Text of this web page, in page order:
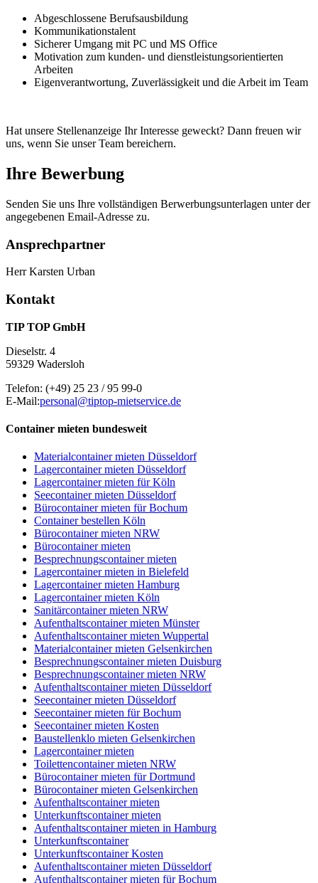
Abgeschlossene Berufsausbildung
Kommunikationstalent
Sicherer Umgang mit PC und MS Office
Motivation zum kunden- und dienstleistungsorientierten
Arbeiten
Eigenverantwortung, Zuverlässigkeit und die Arbeit im Team
Hat unsere Stellenanzeige Ihr Interesse geweckt? Dann freuen wir
uns, wenn Sie unser Team bereichern.
Ihre Bewerbung
Senden Sie uns Ihre vollständigen Berwerbungsunterlagen unter der
angegebenen Email-Adresse zu.
Ansprechpartner
Herr Karsten Urban
Kontakt
TIP TOP GmbH
Dieselstr. 4
59329 Wadersloh
Telefon: (+49) 25 23 / 95 99-0
E-Mail:personal@tiptop-mietservice.de
Container mieten bundesweit
Materialcontainer mieten Düsseldorf
Lagercontainer mieten Düsseldorf
Lagercontainer mieten für Köln
Seecontainer mieten Düsseldorf
Bürocontainer mieten für Bochum
Container bestellen Köln
Bürocontainer mieten NRW
Bürocontainer mieten
Besprechnungscontainer mieten
Lagercontainer mieten in Bielefeld
Lagercontainer mieten Hamburg
Lagercontainer mieten Köln
Sanitärcontainer mieten NRW
Aufenthaltscontainer mieten Münster
Aufenthaltscontainer mieten Wuppertal
Materialcontainer mieten Gelsenkirchen
Besprechnungscontainer mieten Duisburg
Besprechnungscontainer mieten NRW
Aufenthaltscontainer mieten Düsseldorf
Seecontainer mieten Düsseldorf
Seecontainer mieten für Bochum
Seecontainer mieten Kosten
Baustellenklo mieten Gelsenkirchen
Lagercontainer mieten
Toilettencontainer mieten NRW
Bürocontainer mieten für Dortmund
Bürocontainer mieten Gelsenkirchen
Aufenthaltscontainer mieten
Unterkunftscontainer mieten
Aufenthaltscontainer mieten in Hamburg
Unterkunftscontainer
Unterkunftscontainer Kosten
Aufenthaltscontainer mieten Düsseldorf
Aufenthaltscontainer mieten für Bochum